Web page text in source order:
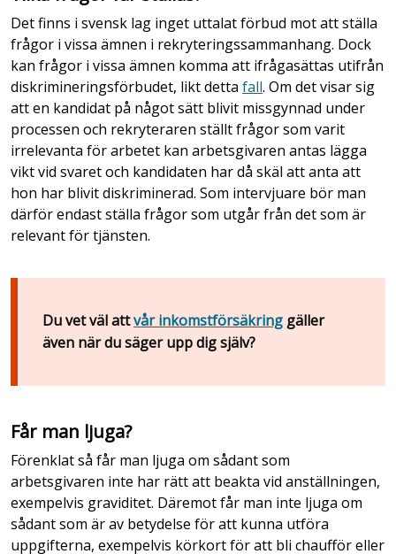
Det finns i svensk lag inget uttalat förbud mot att ställa
frågor i vissa ämnen i rekryteringssammanhang. Dock
kan frågor i vissa ämnen komma att ifrågasättas utifrån
diskrimineringsförbudet, likt detta fall. Om det visar sig
att en kandidat på något sätt blivit missgynnad under
processen och rekryteraren ställt frågor som varit
irrelevanta för arbetet kan arbetsgivaren antas lägga
vikt vid svaret och kandidaten har då skäl att anta att
hon har blivit diskriminerad. Som intervjuare bör man
därför endast ställa frågor som utgår från det som är
relevant för tjänsten.
Du vet väl attvår inkomstförsäkring gäller
även när du säger upp dig själv?
Får man ljuga?
Förenklat så får man ljuga om sådant som
arbetsgivaren inte har rätt att beakta vid anställningen,
exempelvis graviditet. Däremot får man inte ljuga om
sådant som är av betydelse för att kunna utföra
uppgifterna, exempelvis körkort för att bli chaufför eller